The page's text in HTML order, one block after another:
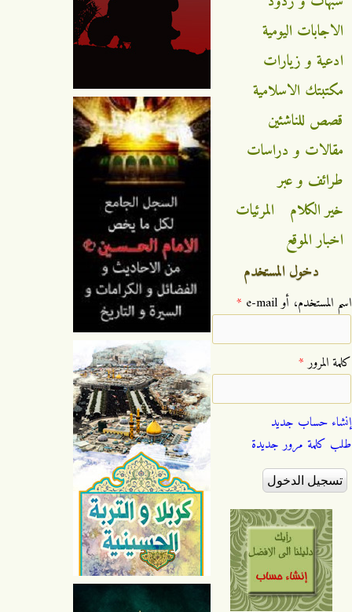
الاجابات اليومية
ادعية و زيارات
مكتبتك الاسلامية
قصص للناشئين
مقالات و دراسات
طرائف و عبر
خير الكلام
المرئيات
اخبار الموقع
دخول المستخدم
‏اسم المستخدم، أو e-mail ‏ *
‏كلمة المرور ‏*
إنشاء حساب جديد
طلب كلمة مرور جديدة